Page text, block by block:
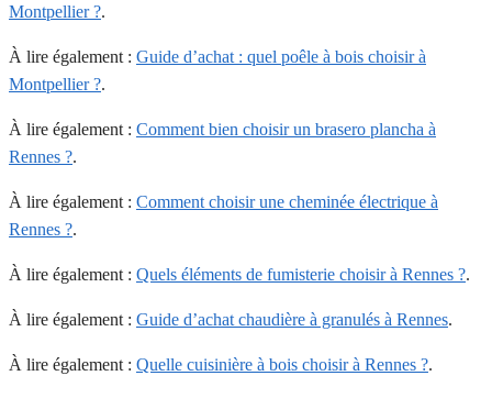
Montpellier ?.
À lire également : Guide d’achat : quel poêle à bois choisir à
Montpellier ?.
À lire également : Comment bien choisir un brasero plancha à
Rennes ?.
À lire également : Comment choisir une cheminée électrique à
Rennes ?.
À lire également : Quels éléments de fumisterie choisir à Rennes ?.
À lire également : Guide d’achat chaudière à granulés à Rennes.
À lire également : Quelle cuisinière à bois choisir à Rennes ?.